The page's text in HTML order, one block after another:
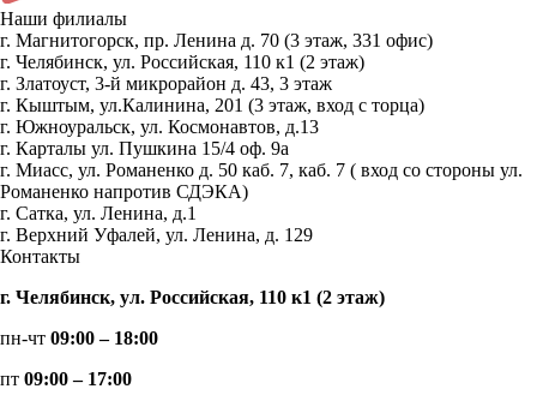
Наши филиалы
г. Магнитогорск, пр. Ленина д. 70 (3 этаж, 331 офис)
г. Челябинск, ул. Российская, 110 к1 (2 этаж)
г. Златоуст, 3-й микрорайон д. 43, 3 этаж
г. Кыштым, ул.Калинина, 201 (3 этаж, вход с торца)
г. Южноуральск, ул. Космонавтов, д.13
г. Карталы ул. Пушкина 15/4 оф. 9а
г. Миасс, ул. Романенко д. 50 каб. 7, каб. 7 ( вход со стороны ул.
Романенко напротив СДЭКА)
г. Сатка, ул. Ленина, д.1
г. Верхний Уфалей, ул. Ленина, д. 129
Контакты
г. Челябинск, ул. Российская, 110 к1 (2 этаж)
пн-чт 09:00 – 18:00
пт 09:00 – 17:00